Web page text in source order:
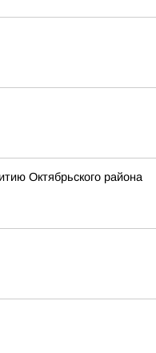
Октябрьского района